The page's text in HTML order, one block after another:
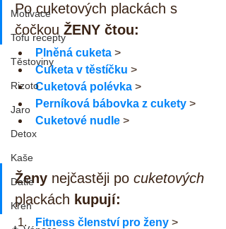
Motivace
Tofu recepty
Těstoviny
Rizoto
Jaro
Detox
Kaše
Datle
Křen
Po cuketových plackách s
čočkou ŽENY čtou:
Plněná cuketa >
Cuketa v těstíčku >
Cuketová polévka >
Perníková bábovka z cukety >
Cuketové nudle >
Ženy nejčastěji po cuketových
plackách kupují:
Fitness členství pro ženy >